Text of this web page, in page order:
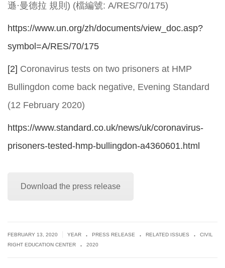
遜·曼德拉 規則) (檔編號: A/RES/70/175)
https://www.un.org/zh/documents/view_doc.asp?
symbol=A/RES/70/175
[2] Coronavirus tests on two prisoners at HMP
Bullingdon come back negative, Evening Standard
(12 February 2020)
https://www.standard.co.uk/news/uk/coronavirus-
prisoners-tested-hmp-bullingdon-a4360601.html
Download the press release
FEBRUARY 13, 2020 YEAR . PRESS RELEASE . RELATED ISSUES .
CIVIL
RIGHT EDUCATION CENTER
. 2020